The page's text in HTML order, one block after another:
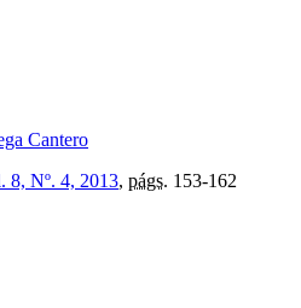
Cantero
8, Nº. 4, 2013, págs. 153-162